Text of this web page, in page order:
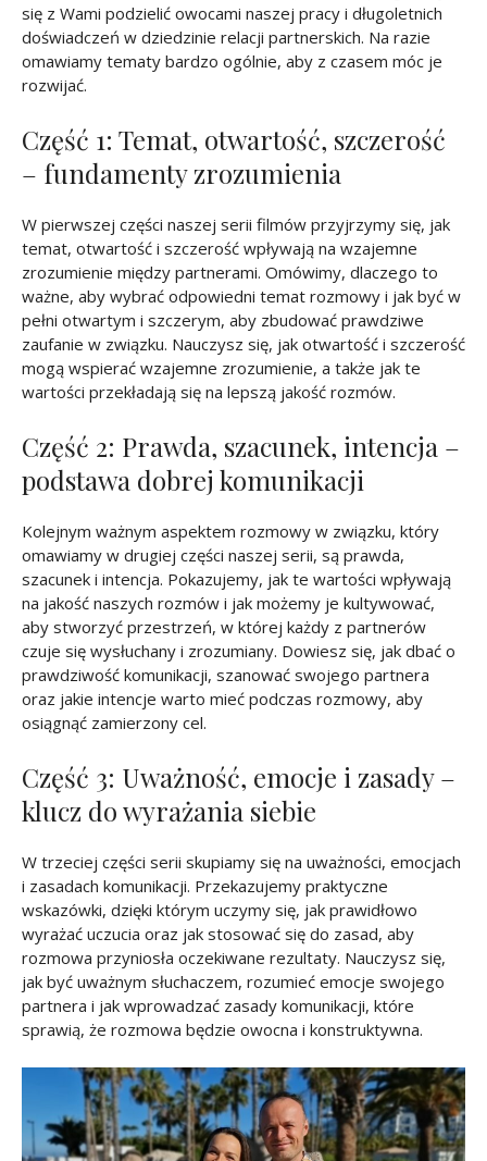
się z Wami podzielić owocami naszej pracy i długoletnich
doświadczeń w dziedzinie relacji partnerskich. Na razie
omawiamy tematy bardzo ogólnie, aby z czasem móc je
rozwijać.
Część 1: Temat, otwartość, szczerość
– fundamenty zrozumienia
W pierwszej części naszej serii filmów przyjrzymy się, jak
temat, otwartość i szczerość wpływają na wzajemne
zrozumienie między partnerami. Omówimy, dlaczego to
ważne, aby wybrać odpowiedni temat rozmowy i jak być w
pełni otwartym i szczerym, aby zbudować prawdziwe
zaufanie w związku. Nauczysz się, jak otwartość i szczerość
mogą wspierać wzajemne zrozumienie, a także jak te
wartości przekładają się na lepszą jakość rozmów.
Część 2: Prawda, szacunek, intencja –
podstawa dobrej komunikacji
Kolejnym ważnym aspektem rozmowy w związku, który
omawiamy w drugiej części naszej serii, są prawda,
szacunek i intencja. Pokazujemy, jak te wartości wpływają
na jakość naszych rozmów i jak możemy je kultywować,
aby stworzyć przestrzeń, w której każdy z partnerów
czuje się wysłuchany i zrozumiany. Dowiesz się, jak dbać o
prawdziwość komunikacji, szanować swojego partnera
oraz jakie intencje warto mieć podczas rozmowy, aby
osiągnąć zamierzony cel.
Część 3: Uważność, emocje i zasady –
klucz do wyrażania siebie
W trzeciej części serii skupiamy się na uważności, emocjach
i zasadach komunikacji. Przekazujemy praktyczne
wskazówki, dzięki którym uczymy się, jak prawidłowo
wyrażać uczucia oraz jak stosować się do zasad, aby
rozmowa przyniosła oczekiwane rezultaty. Nauczysz się,
jak być uważnym słuchaczem, rozumieć emocje swojego
partnera i jak wprowadzać zasady komunikacji, które
sprawią, że rozmowa będzie owocna i konstruktywna.